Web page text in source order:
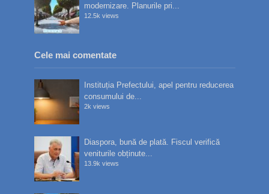
modernizare. Planurile pri...
12.5k views
Cele mai comentate
Instituția Prefectului, apel pentru reducerea
consumului de...
2k views
Diaspora, bună de plată. Fiscul verifică
veniturile obținute...
13.9k views